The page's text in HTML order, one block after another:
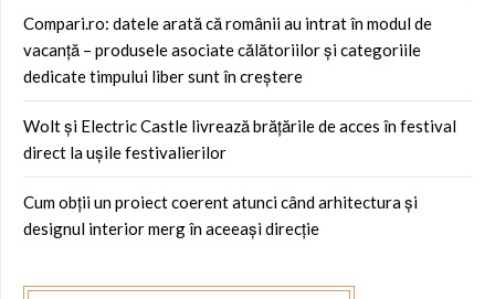
Compari.ro: datele arată că românii au intrat în modul de
vacanță – produsele asociate călătoriilor și categoriile
dedicate timpului liber sunt în creștere
Wolt și Electric Castle livrează brățările de acces în festival
direct la ușile festivalierilor
Cum obții un proiect coerent atunci când arhitectura și
designul interior merg în aceeași direcție